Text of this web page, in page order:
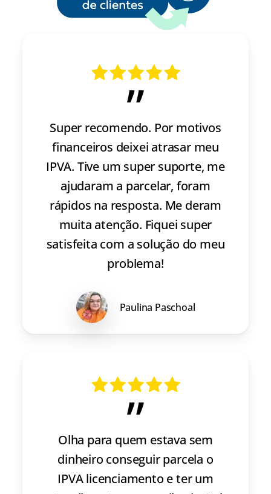
”
Super recomendo. Por motivos
financeiros deixei atrasar meu
IPVA. Tive um super suporte, me
ajudaram a parcelar, foram
rápidos na resposta. Me deram
muita atenção. Fiquei super
satisfeita com a solução do meu
problema!
Paulina Paschoal
”
Olha para quem estava sem
dinheiro conseguir parcela o
IPVA licenciamento e ter um